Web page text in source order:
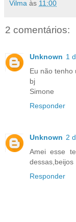
Vilma às 11:00
2 comentários:
Unknown 1
Eu não tenho
bj
Simone
Responder
Unknown 2
Amei esse
dessas,beijos
Responder